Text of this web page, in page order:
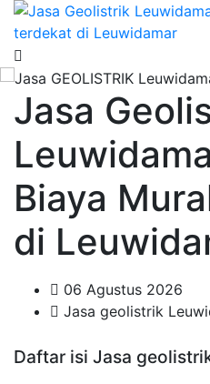
Jasa
Biaya
di
06 Agustus 2026
Jasa geolistrik
Daftar isi Jasa